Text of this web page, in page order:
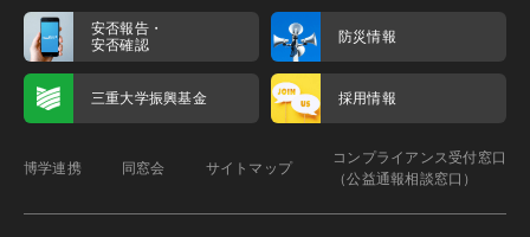
安否報告・
安否確認
防災情報
三重大学振興基金 採用情報
博学連携 同窓会 サイトマップ
コンプライアンス受付窓口
（公益通報相談窓口）